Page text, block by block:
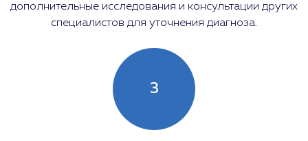
дополнительные исследования и консультации других
специалистов для уточнения диагноза.
3